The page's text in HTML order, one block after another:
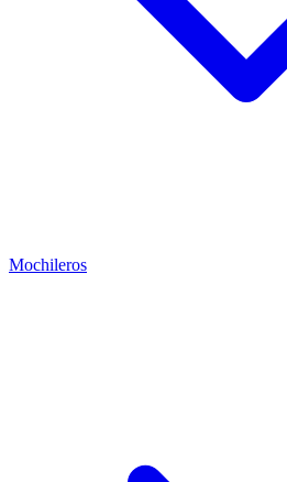
Mochileros